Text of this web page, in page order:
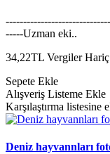
-----Uzman eki..
34,22TL Vergiler
Sepete Ekle
Alışveriş Listeme Ekle
Karşılaştırma listesine
Deniz hayvannları